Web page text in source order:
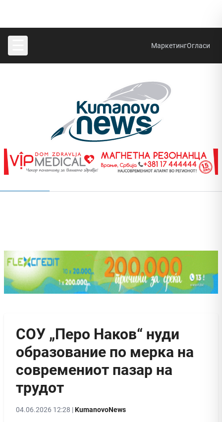
МаркетингОгласи
СОУ „Перо Наков“ нуди
образование по мерка на
современиот пазар на
трудот
04.06.2026 12:28 |KumanovoNews